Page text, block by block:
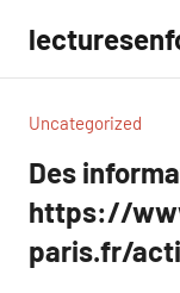
contenu
Uncategorized
Des
https://
paris.fr/